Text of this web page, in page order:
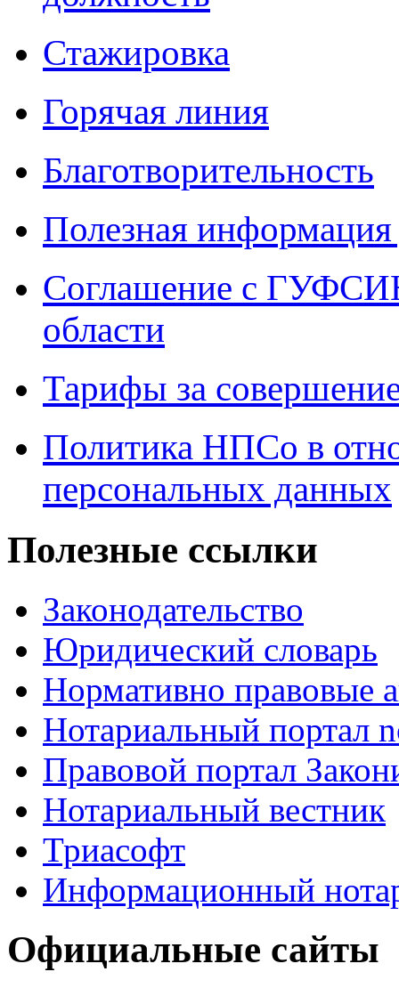
Стажировка
Горячая линия
Благотворительность
Полезная
Соглашение с
области
Тарифы за
Политика НПСо в
персональных данных
Полезные ссылки
Законодательство
Юридический словарь
Нормативно правовые
Нотариальный портал
Правовой портал
Нотариальный вестник
Триасофт
Информационный
Официальные сайты